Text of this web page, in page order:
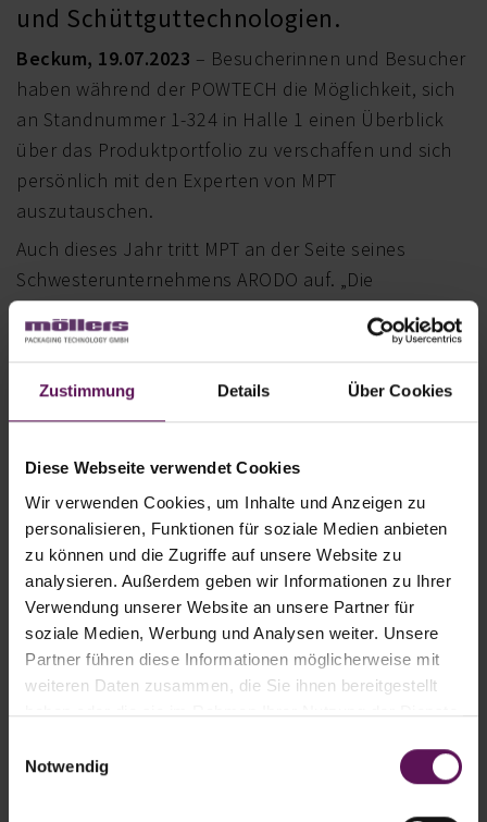
Zustimmung Details Über Cookies
Diese Webseite verwendet Cookies
Wir verwenden Cookies, um Inhalte und Anzeigen zu
personalisieren, Funktionen für soziale Medien anbieten
zu können und die Zugriffe auf unsere Website zu
analysieren. Außerdem geben wir Informationen zu Ihrer
Verwendung unserer Website an unsere Partner für
soziale Medien, Werbung und Analysen weiter. Unsere
Partner führen diese Informationen möglicherweise mit
weiteren Daten zusammen, die Sie ihnen bereitgestellt
haben oder die sie im Rahmen Ihrer Nutzung der Dienste
Notwendig
und Schüttguttechnologien.
Beckum, 19.07.2023 – Besucherinnen und Besucher
haben während der POWTECH die Möglichkeit, sich
an Standnummer 1-324 in Halle 1 einen Überblick
über das Produktportfolio zu verschaffen und sich
persönlich mit den Experten von MPT
auszutauschen.
Auch dieses Jahr tritt MPT an der Seite seines
Schwesterunternehmens ARODO auf. „Die
POWTECH-Messe bietet uns eine ausgezeichnete
Plattform, um mit unseren Kunden und einem
großen Fachpublikum in persönlichen Austausch zu
kommen sowie Trends und Entwicklungen hautnah
Auftritt entgegen und freuen uns, die Stärken
unserer Unternehmensgruppe nach außen zu
tragen.“ – sagt CEO der Unternehmensgruppe Joost
van Aaken.
Die POWTECH zieht eine Vielzahl von internationalen
Fachbesuchern nach Nürnberg und bietet eine
spannende Gelegenheit zum Austausch von Know-
how, stärkt bestehende Kundenbeziehungen und
eröffnet die Chance auf neue wirtschaftliche
Ein Besuch auf diesem Branchenevent lohnt sich